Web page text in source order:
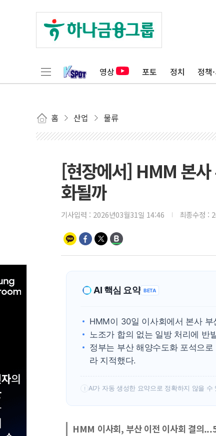
영상 포토 정치 정책
홈 산업 물류
[현장에서] HMM 본사
화될까
기사입력 : 2026년03월31일 14:46 최종수정 :
AI 핵심 요약 BETA
HMM이 30일 이사회에서 본사
노조가 합의 없는 일방 처리에 반
정부는 부산 해양수도화 포석으
라 지적했다.
! AI가 자동 생성한 요약으로 정확하지 않을 수
HMM 이사회, 부산 이전 이사회 결의